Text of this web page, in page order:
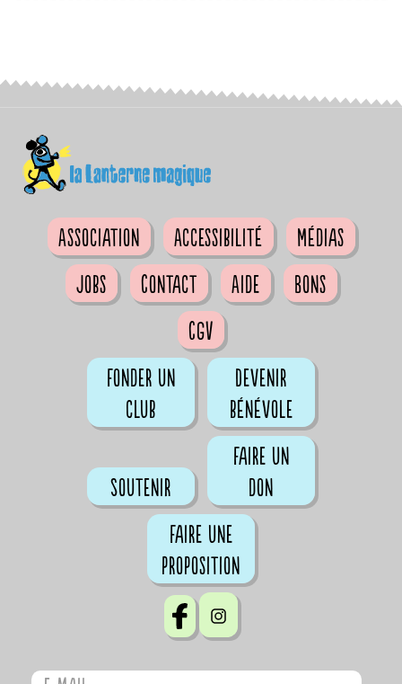
Association Accessibilité
Médias
Jobs
Contact Aide
Bons
CGV
Fonder un
club
Devenir
bénévole
Soutenir
Faire un
don
Faire une
proposition